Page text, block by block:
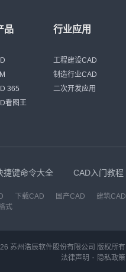
品
365
看图王
行业应用
工程建设CAD
制造行业CAD
二次开发应用
捷键命令大全 CAD入门教程
下载CAD 国产CAD 建筑CAD
式
苏州浩辰软件股份有限公司 版权所有
法律声明 · 隐私政策